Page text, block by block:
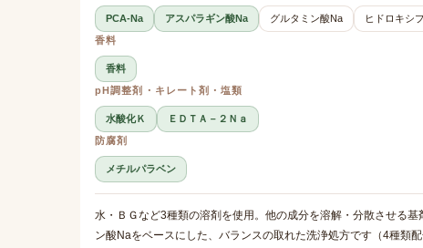
PCA-Na アスパラギン酸Na グルタミン酸Na
ヒドロキシ
香料
香料
pH調整剤・キレート剤・塩類
水酸化Ｋ
ＥＤＴＡ－２Ｎａ
防腐剤
メチルパラベン
水・ＢＧなど3種類の溶剤を使用。他の成分を溶解・分散させる
ン酸Naをベースにした、バランスの取れた洗浄処方です（4種類